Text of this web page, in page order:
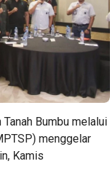
Bumbu melalui
menggelar
Kamis